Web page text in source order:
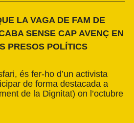
LA VAGA DE FAM DE
SENSE CAP AVENÇ EN
PRESOS POLÍTICS
és fer-ho d’un activista
de forma destacada a
de la Dignitat) on l’octubre